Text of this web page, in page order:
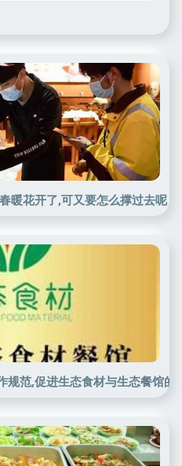
暖花开了,可又要怎么撑过去呢
规范,促进生态食材与生态餐馆的